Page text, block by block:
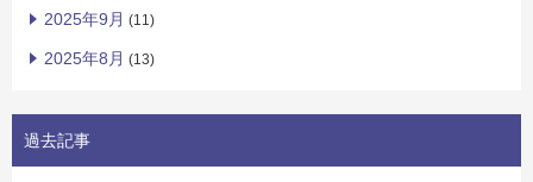
2025年9月 (11)
2025年8月 (13)
過去記事